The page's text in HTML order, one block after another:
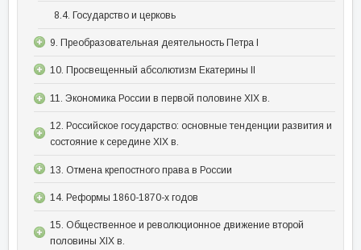
8.4. Государство и церковь
9. Преобразовательная деятельность Петра I
10. Просвещенный абсолютизм Екатерины II
11. Экономика России в первой половине XIX в.
12. Российское государство: основные тенденции развития и
состояние к середине XIX в.
13. Отмена крепостного права в России
14. Реформы 1860-1870-х годов
15. Общественное и революционное движение второй
половины XIX в.